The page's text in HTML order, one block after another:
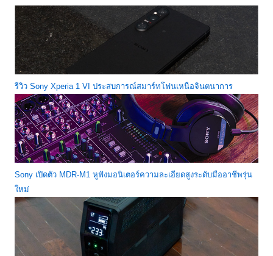
รีวิว Sony Xperia 1 VI ประสบการณ์สมาร์ทโฟนเหนือจินตนาการ
Sony เปิดตัว MDR-M1 หูฟังมอนิเตอร์ความละเอียดสูงระดับมืออาชีพรุ่น
ใหม่